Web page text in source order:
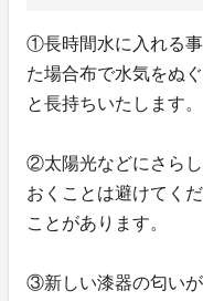
①長時間水に入れる
た場合布で水気をぬ
と長持ちいたします。
②太陽光などにさら
おくことは避けてく
ことがあります。
③新しい漆器の匂い